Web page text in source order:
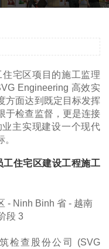
宅区项目的施工监理
Engineering 高效实
方面达到既定目标发挥
于检查监督，更是连接
主实现建设一个现代
工住宅区建设工程施工
- Ninh Binh 省 - 越南
段 3
检查股份公司 (SVG